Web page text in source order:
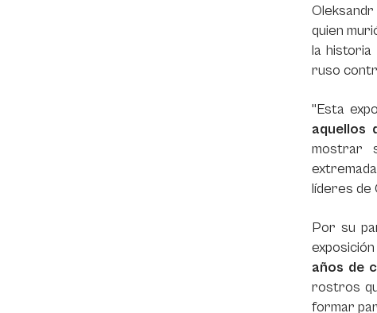
Oleksandr
quien
la historia
ruso
"Esta
aquellos
mostrar
líderes de
Por su
años de
rostros
formar